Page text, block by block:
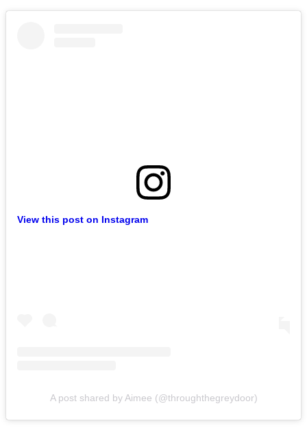
View this post on Instagram
A post shared by Aimee (@throughthegreydoor)